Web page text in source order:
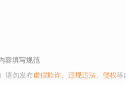
容填写规范
）请勿发布虚假欺诈、 违规违法、 侵权等